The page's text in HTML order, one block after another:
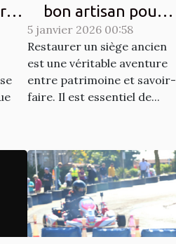
bon artisan pour
restaurer vos sièges
anciens ?
5 janvier 2026 00:58
Restaurer un siège ancien
est une véritable aventure
entre patrimoine et savoir-
faire. Il est essentiel de...